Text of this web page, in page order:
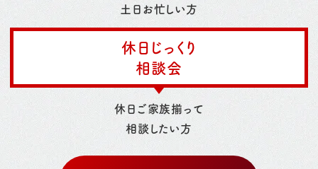
土日お忙しい方
休日じっくり
相談会
休日ご家族揃って
相談したい方